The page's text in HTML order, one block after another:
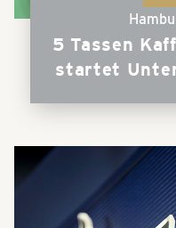
5 Tassen
startet